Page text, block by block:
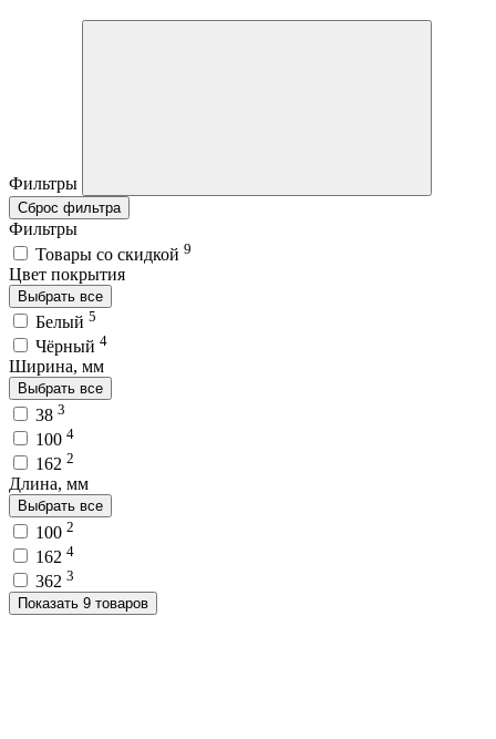
Фильтры
Сброс фильтра
Фильтры
Товары со скидкой 9
Цвет покрытия
Выбрать все
Белый 5
Чёрный 4
Ширина, мм
Выбрать все
38 3
100 4
162 2
Длина, мм
Выбрать все
100 2
162 4
362 3
Показать 9 товаров